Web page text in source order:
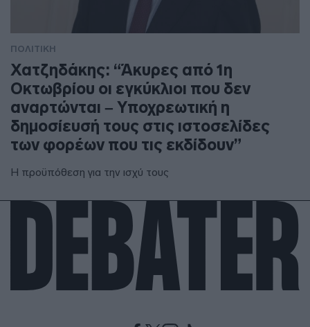
ΠΟΛΙΤΙΚΗ
Χατζηδάκης: “Άκυρες από 1η
Οκτωβρίου οι εγκύκλιοι που δεν
αναρτώνται – Υποχρεωτική η
δημοσίευσή τους στις ιστοσελίδες
των φορέων που τις εκδίδουν”
Η προϋπόθεση για την ισχύ τους